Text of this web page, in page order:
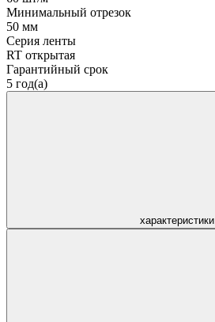
Минимальный отрезок
50 мм
Серия ленты
RT открытая
Гарантийный срок
5 год(а)
характеристики